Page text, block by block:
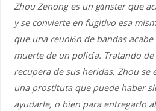
Zhou Zenong es un gánster que
y se convierte en fugitivo esa
que una reunión de bandas
muerte de un policía. Tratando
recupera de sus heridas, Zhou se
una prostituta que puede haber
ayudarle, o bien para entregarlo